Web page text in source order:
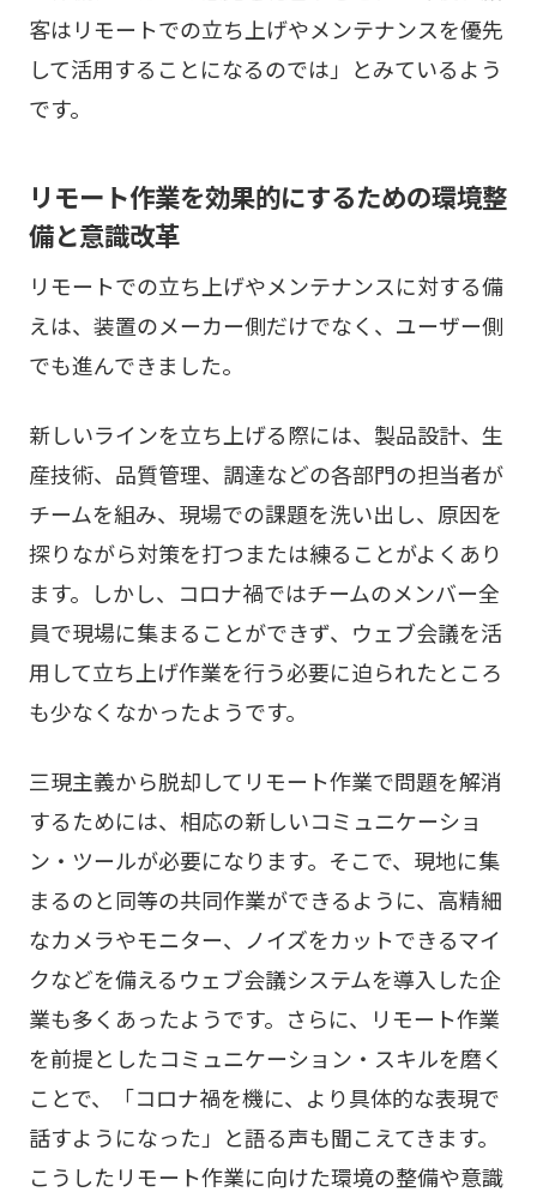
客はリモートでの立ち上げやメンテナンスを優先
して活用することになるのでは」とみているよう
です。
リモート作業を効果的にするための環境整
備と意識改革
リモートでの立ち上げやメンテナンスに対する備
えは、装置のメーカー側だけでなく、ユーザー側
でも進んできました。
新しいラインを立ち上げる際には、製品設計、生
産技術、品質管理、調達などの各部門の担当者が
チームを組み、現場での課題を洗い出し、原因を
探りながら対策を打つまたは練ることがよくあり
ます。しかし、コロナ禍ではチームのメンバー全
員で現場に集まることができず、ウェブ会議を活
用して立ち上げ作業を行う必要に迫られたところ
も少なくなかったようです。
三現主義から脱却してリモート作業で問題を解消
するためには、相応の新しいコミュニケーショ
ン・ツールが必要になります。そこで、現地に集
まるのと同等の共同作業ができるように、高精細
なカメラやモニター、ノイズをカットできるマイ
クなどを備えるウェブ会議システムを導入した企
業も多くあったようです。さらに、リモート作業
を前提としたコミュニケーション・スキルを磨く
ことで、「コロナ禍を機に、より具体的な表現で
話すようになった」と語る声も聞こえてきます。
こうしたリモート作業に向けた環境の整備や意識